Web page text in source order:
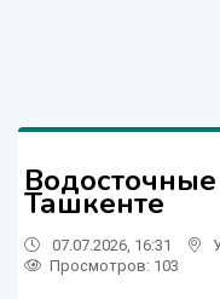
Ташкенте
07.07.2026, 16:31
Просмотров: 103